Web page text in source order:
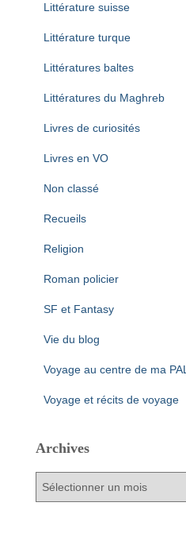
Littérature suisse
Littérature turque
Littératures baltes
Littératures du Maghreb
Livres de curiosités
Livres en VO
Non classé
Recueils
Religion
Roman policier
SF et Fantasy
Vie du blog
Voyage au centre de ma PAL
Voyage et récits de voyage
Archives